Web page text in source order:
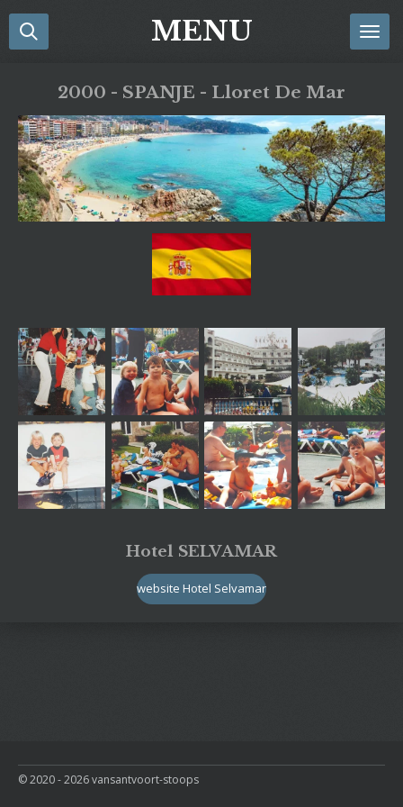
Ga
direct
hoofdinhoud
MENU
2000 - SPANJE - Lloret De Mar
Hotel SELVAMAR
website Hotel Selvamar
© 2020 - 2026 vansantvoort-stoops